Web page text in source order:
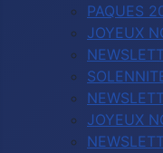
PAQUES
JOYEUX
JOYEUX